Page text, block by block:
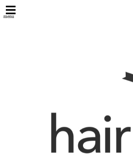
menu